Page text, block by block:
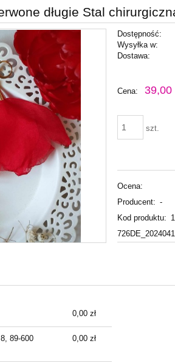
długie Stal
Dostępność:
Wysyłka w:
Dostawa:
Cena nie zawiera
płatności
Cena: 39,00
szt.
Ocena:
Producent: -
Kod produktu:
0,00 zł
89-600
0,00 zł